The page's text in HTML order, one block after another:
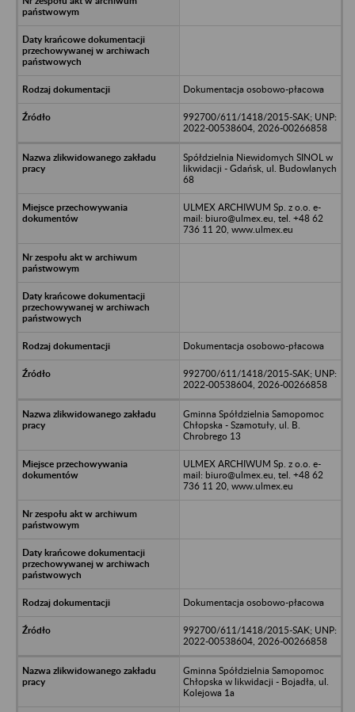
Dokumentacja osobowo-płacowa
992700/611/1418/2015-SAK; UNP:
2022-00538604, 2026-00266858
Spółdzielnia Niewidomych SINOL w
likwidacji - Gdańsk, ul. Budowlanych
68
ULMEX ARCHIWUM Sp. z o.o. e-
mail: biuro@ulmex.eu, tel. +48 62
736 11 20, www.ulmex.eu
Dokumentacja osobowo-płacowa
992700/611/1418/2015-SAK; UNP:
2022-00538604, 2026-00266858
Gminna Spółdzielnia Samopomoc
Chłopska - Szamotuły, ul. B.
Chrobrego 13
ULMEX ARCHIWUM Sp. z o.o. e-
mail: biuro@ulmex.eu, tel. +48 62
736 11 20, www.ulmex.eu
Dokumentacja osobowo-płacowa
992700/611/1418/2015-SAK; UNP:
2022-00538604, 2026-00266858
Gminna Spółdzielnia Samopomoc
Chłopska w likwidacji - Bojadła, ul.
Kolejowa 1a